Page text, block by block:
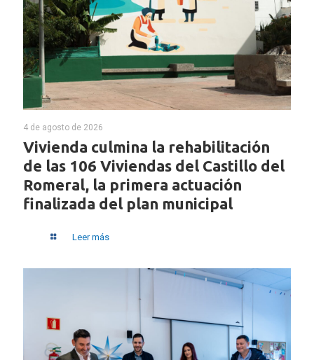
4 de agosto de 2026
Vivienda culmina la rehabilitación
de las 106 Viviendas del Castillo del
Romeral, la primera actuación
finalizada del plan municipal
Leer más